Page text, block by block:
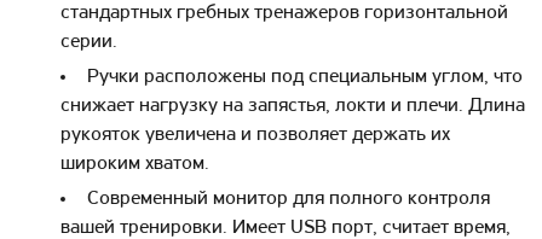
стандартных гребных тренажеров горизонтальной
серии.
Ручки расположены под специальным углом, что
снижает нагрузку на запястья, локти и плечи. Длина
рукояток увеличена и позволяет держать их
широким хватом.
Современный монитор для полного контроля
вашей тренировки. Имеет USB порт, считает время,